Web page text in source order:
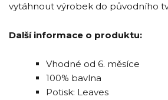
vytáhnout výrobek do původního
Další informace o produktu:
Vhodné od 6. měsíce
100% bavlna
Potisk: Leaves